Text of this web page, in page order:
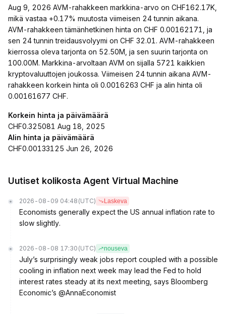
Aug 9, 2026 AVM-rahakkeen markkina-arvo on CHF162.17K,
mikä vastaa +0.17% muutosta viimeisen 24 tunnin aikana.
AVM-rahakkeen tämänhetkinen hinta on CHF 0.00162171, ja
sen 24 tunnin treidausvolyymi on CHF 32.01. AVM-rahakkeen
kierrossa oleva tarjonta on 52.50M, ja sen suurin tarjonta on
100.00M. Markkina-arvoltaan AVM on sijalla 5721 kaikkien
kryptovaluuttojen joukossa. Viimeisen 24 tunnin aikana AVM-
rahakkeen korkein hinta oli 0.0016263 CHF ja alin hinta oli
0.00161677 CHF.
Korkein hinta ja päivämäärä
CHF0.325081 Aug 18, 2025
Alin hinta ja päivämäärä
CHF0.00133125 Jun 26, 2026
Uutiset kolikosta Agent Virtual Machine
2026-08-09 04:48 (UTC) Laskeva
Economists generally expect the US annual inflation rate to
slow slightly.
2026-08-08 17:30 (UTC) nouseva
July’s surprisingly weak jobs report coupled with a possible
cooling in inflation next week may lead the Fed to hold
interest rates steady at its next meeting, says Bloomberg
Economic’s @AnnaEconomist